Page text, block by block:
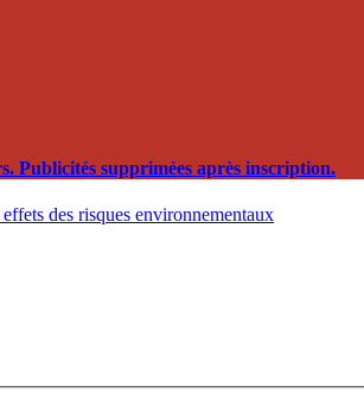
Publicités supprimées après inscription.
des risques environnementaux